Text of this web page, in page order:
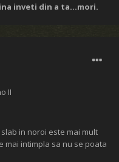
inveti din a ta...mori.
II
in noroi este mai mult
mai intimpla sa nu se poata